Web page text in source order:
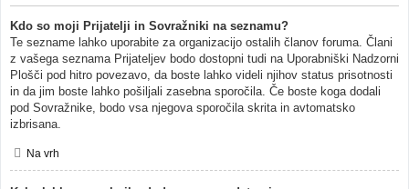
Kdo so moji Prijatelji in Sovražniki na seznamu?
Te sezname lahko uporabite za organizacijo ostalih članov foruma. Člani
z vašega seznama Prijateljev bodo dostopni tudi na Uporabniški Nadzorni
Plošči pod hitro povezavo, da boste lahko videli njihov status prisotnosti
in da jim boste lahko pošiljali zasebna sporočila. Če boste koga dodali
pod Sovražnike, bodo vsa njegova sporočila skrita in avtomatsko
izbrisana.
Na vrh